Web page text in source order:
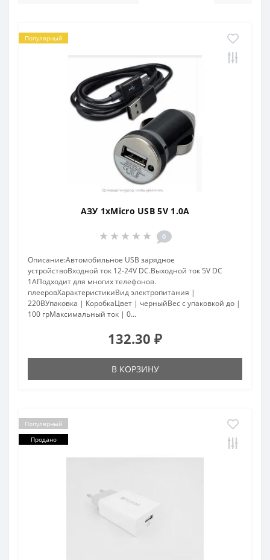
Популярный
АЗУ 1xMicro USB 5V 1.0А
0
Описание:Автомобильное USB зарядное
устройствоВходной ток 12-24V DC.Выходной ток 5V DC
1AПодходит для многих телефонов.
плееровХарактеристикиВид электропитания |
220ВУпаковка | КоробкаЦвет | черныйВес с упаковкой до |
100 грМаксимальный ток | 0...
132.30 ₽
В КОРЗИНУ
Популярный
Продано